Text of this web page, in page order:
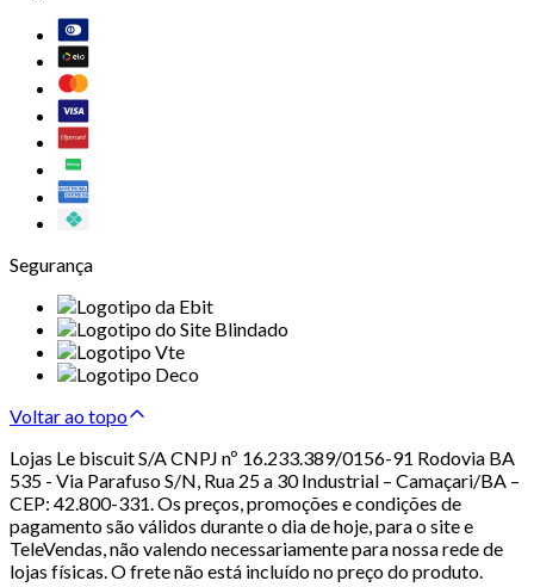
Segurança
Voltar ao topo
Lojas Le biscuit S/A CNPJ nº 16.233.389/0156-91 Rodovia BA
535 - Via Parafuso S/N, Rua 25 a 30 Industrial – Camaçari/BA –
CEP: 42.800-331. Os preços, promoções e condições de
pagamento são válidos durante o dia de hoje, para o site e
TeleVendas, não valendo necessariamente para nossa rede de
lojas físicas. O frete não está incluído no preço do produto.